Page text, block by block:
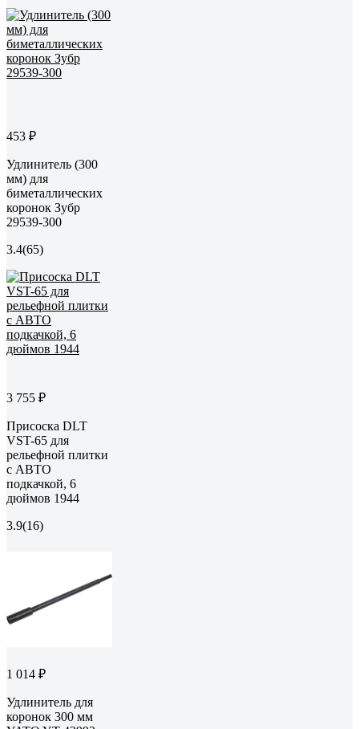
453 ₽
Удлинитель (300
мм) для
биметаллических
коронок Зубр
29539-300
3.4(65)
3 755 ₽
Присоска DLT
VST-65 для
рельефной плитки
с АВТО
подкачкой, 6
дюймов 1944
3.9(16)
1 014 ₽
Удлинитель для
коронок 300 мм